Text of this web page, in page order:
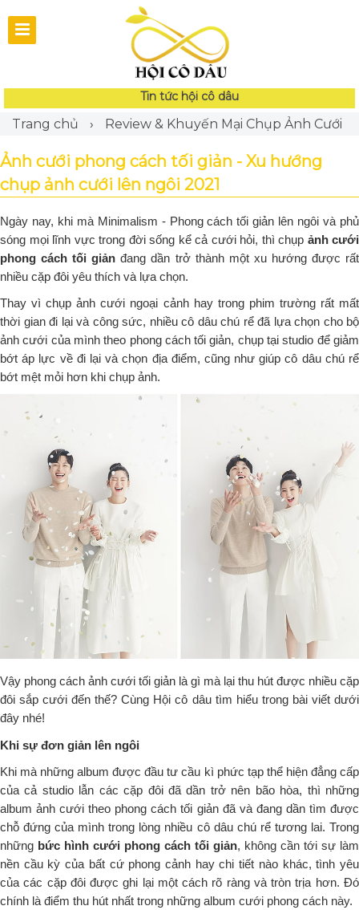
Tin tức hội cô dâu
Trang chủ › Review & Khuyến Mại Chụp Ảnh Cưới
Ảnh cưới phong cách tối giản - Xu hướng
chụp ảnh cưới lên ngôi 2021
Ngày nay, khi mà Minimalism - Phong cách tối giản lên ngôi và phủ
sóng mọi lĩnh vực trong đời sống kể cả cưới hỏi, thì chụp ảnh cưới
phong cách tối giản đang dần trở thành một xu hướng được rất
nhiều cặp đôi yêu thích và lựa chọn.
Thay vì chụp ảnh cưới ngoại cảnh hay trong phim trường rất mất
thời gian đi lại và công sức, nhiều cô dâu chú rể đã lựa chọn cho bộ
ảnh cưới của mình theo phong cách tối giản, chụp tại studio để giảm
bớt áp lực về đi lại và chọn địa điểm, cũng như giúp cô dâu chú rể
bớt mệt mỏi hơn khi chụp ảnh.
Vậy phong cách ảnh cưới tối giản là gì mà lại thu hút được nhiều cặp
đôi sắp cưới đến thế? Cùng Hội cô dâu tìm hiểu trong bài viết dưới
đây nhé!
Khi sự đơn giản lên ngôi
Khi mà những album được đầu tư cầu kì phức tạp thể hiện đẳng cấp
của cả studio lẫn các cặp đôi đã dần trở nên bão hòa, thì những
album ảnh cưới theo phong cách tối giản đã và đang dần tìm được
chỗ đứng của mình trong lòng nhiều cô dâu chú rể tương lai. Trong
những bức hình cưới phong cách tối giản, không cần tới sự làm
nền cầu kỳ của bất cứ phong cảnh hay chi tiết nào khác, tình yêu
của các cặp đôi được ghi lại một cách rõ ràng và tròn trịa hơn. Đó
chính là điểm thu hút nhất trong những album cưới phong cách này.